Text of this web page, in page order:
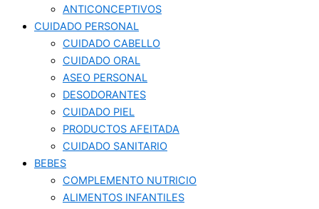
ANTICONCEPTIVOS
CUIDADO PERSONAL
CUIDADO CABELLO
CUIDADO ORAL
ASEO PERSONAL
DESODORANTES
CUIDADO PIEL
PRODUCTOS AFEITADA
CUIDADO SANITARIO
BEBES
COMPLEMENTO NUTRICIO
ALIMENTOS INFANTILES